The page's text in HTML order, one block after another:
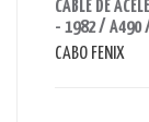
CABLE DE
- 1982 / A490
CABO FENIX